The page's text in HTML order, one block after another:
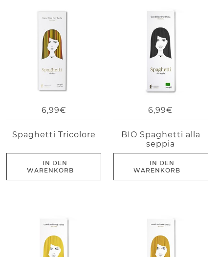
6,99€
Spaghetti Tricolore
IN DEN
WARENKORB
6,99€
BIO Spaghetti alla
seppia
IN DEN
WARENKORB